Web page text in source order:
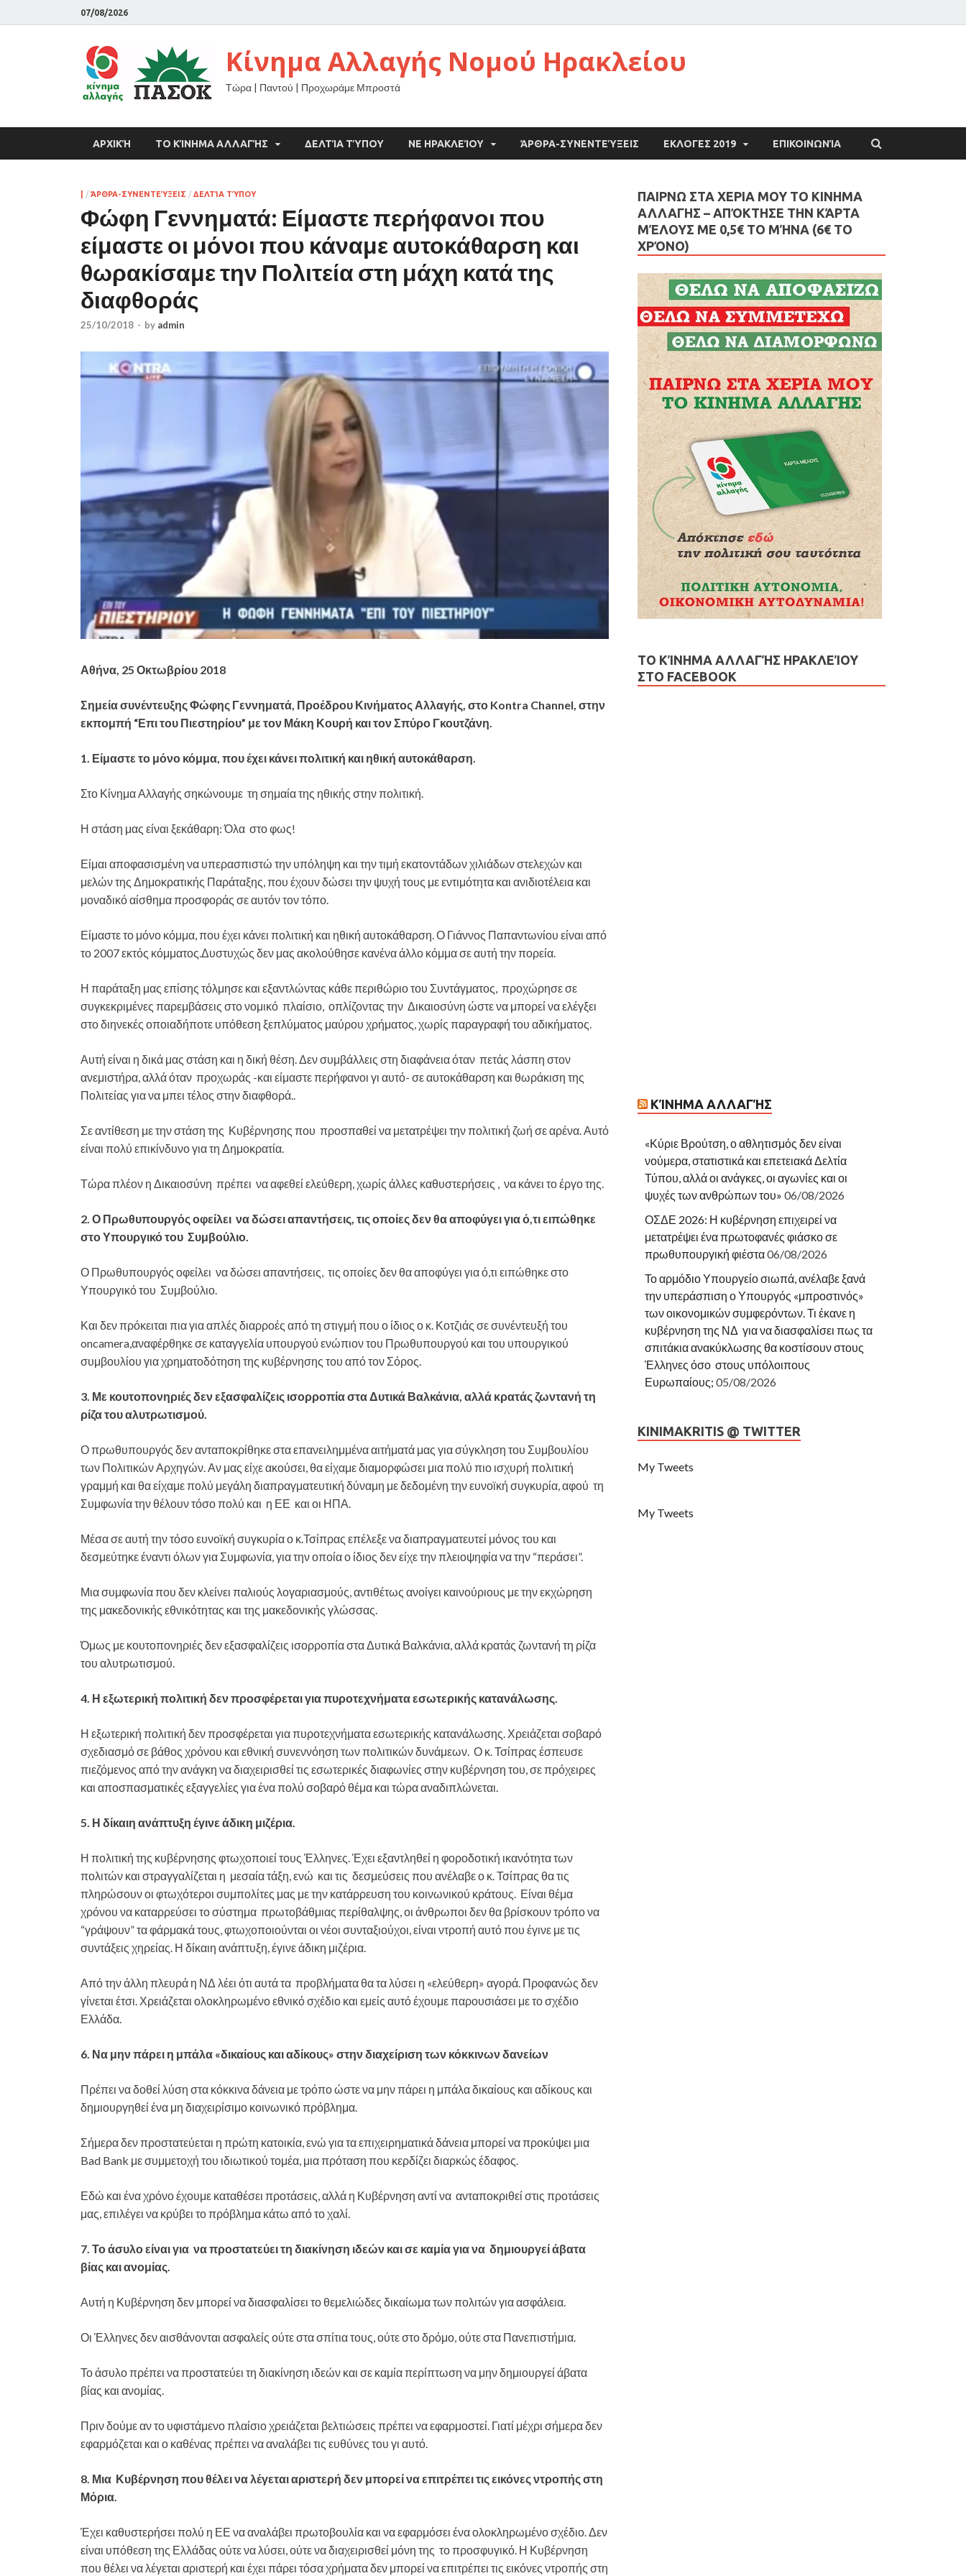
07/08/2026
Κίνημα Αλλαγής Νομού Ηρακλείου
Τώρα | Παντού | Προχωράμε Μπροστά
ΑΡΧΙΚΉ ΤΟ ΚΊΝΗΜΑ ΑΛΛΑΓΉΣ ΔΕΛΤΊΑ ΤΎΠΟΥ ΝΕ ΗΡΑΚΛΕΊΟΥ ΆΡΘΡΑ-ΣΥΝΕΝΤΕΎΞΕΙΣ ΕΚΛΟΓΕΣ 2019 ΕΠΙΚΟΙΝΩΝΊΑ
/ ΆΡΘΡΑ-ΣΥΝΕΝΤΕΎΞΕΙΣ / ΔΕΛΤΊΑ ΤΎΠΟΥ
Φώφη Γεννηματά: Είμαστε περήφανοι που
είμαστε οι μόνοι που κάναμε αυτοκάθαρση και
θωρακίσαμε την Πολιτεία στη μάχη κατά της
διαφθοράς
25/10/2018 - by admin
Αθήνα, 25 Οκτωβρίου 2018
Σημεία συνέντευξης Φώφης Γεννηματά, Προέδρου Κινήματος Αλλαγής, στο Kontra Channel, στην
εκπομπή “Επι του Πιεστηρίου” με τον Μάκη Κουρή και τον Σπύρο Γκουτζάνη.
1. Είμαστε το μόνο κόμμα, που έχει κάνει πολιτική και ηθική αυτοκάθαρση.
Στο Κίνημα Αλλαγής σηκώνουμε τη σημαία της ηθικής στην πολιτική.
Η στάση μας είναι ξεκάθαρη: Όλα στο φως!
Είμαι αποφασισμένη να υπερασπιστώ την υπόληψη και την τιμή εκατοντάδων χιλιάδων στελεχών και
μελών της Δημοκρατικής Παράταξης, που έχουν δώσει την ψυχή τους με εντιμότητα και ανιδιοτέλεια και
μοναδικό αίσθημα προσφοράς σε αυτόν τον τόπο.
Είμαστε το μόνο κόμμα, που έχει κάνει πολιτική και ηθική αυτοκάθαρση. Ο Γιάννος Παπαντωνίου είναι από
το 2007 εκτός κόμματος.Δυστυχώς δεν μας ακολούθησε κανένα άλλο κόμμα σε αυτή την πορεία.
Η παράταξη μας επίσης τόλμησε και εξαντλώντας κάθε περιθώριο του Συντάγματος, προχώρησε σε
συγκεκριμένες παρεμβάσεις στο νομικό πλαίσιο, οπλίζοντας την Δικαιοσύνη ώστε να μπορεί να ελέγξει
στο διηνεκές οποιαδήποτε υπόθεση ξεπλύματος μαύρου χρήματος, χωρίς παραγραφή του αδικήματος.
Αυτή είναι η δικά μας στάση και η δική θέση. Δεν συμβάλλεις στη διαφάνεια όταν πετάς λάσπη στον
ανεμιστήρα, αλλά όταν προχωράς -και είμαστε περήφανοι γι αυτό- σε αυτοκάθαρση και θωράκιση της
Πολιτείας για να μπει τέλος στην διαφθορά..
Σε αντίθεση με την στάση της Κυβέρνησης που προσπαθεί να μετατρέψει την πολιτική ζωή σε αρένα. Αυτό
είναι πολύ επικίνδυνο για τη Δημοκρατία.
Τώρα πλέον η Δικαιοσύνη πρέπει να αφεθεί ελεύθερη, χωρίς άλλες καθυστερήσεις , να κάνει το έργο της.
2. Ο Πρωθυπουργός οφείλει να δώσει απαντήσεις, τις οποίες δεν θα αποφύγει για ό,τι ειπώθηκε
στο Υπουργικό του Συμβούλιο.
Ο Πρωθυπουργός οφείλει να δώσει απαντήσεις, τις οποίες δεν θα αποφύγει για ό,τι ειπώθηκε στο
Υπουργικό του Συμβούλιο.
Και δεν πρόκειται πια για απλές διαρροές από τη στιγμή που ο ίδιος ο κ. Κοτζιάς σε συνέντευξή του
oncamera,αναφέρθηκε σε καταγγελία υπουργού ενώπιον του Πρωθυπουργού και του υπουργικού
συμβουλίου για χρηματοδότηση της κυβέρνησης του από τον Σόρος.
3. Με κουτοπονηριές δεν εξασφαλίζεις ισορροπία στα Δυτικά Βαλκάνια, αλλά κρατάς ζωντανή τη
ρίζα του αλυτρωτισμού.
Ο πρωθυπουργός δεν ανταποκρίθηκε στα επανειλημμένα αιτήματά μας για σύγκληση του Συμβουλίου
των Πολιτικών Αρχηγών. Αν μας είχε ακούσει, θα είχαμε διαμορφώσει μια πολύ πιο ισχυρή πολιτική
γραμμή και θα είχαμε πολύ μεγάλη διαπραγματευτική δύναμη με δεδομένη την ευνοϊκή συγκυρία, αφού τη
Συμφωνία την θέλουν τόσο πολύ και η ΕΕ και οι ΗΠΑ.
Μέσα σε αυτή την τόσο ευνοϊκή συγκυρία ο κ.Τσίπρας επέλεξε να διαπραγματευτεί μόνος του και
δεσμεύτηκε έναντι όλων για Συμφωνία, για την οποία ο ίδιος δεν είχε την πλειοψηφία να την “περάσει”.
Μια συμφωνία που δεν κλείνει παλιούς λογαριασμούς, αντιθέτως ανοίγει καινούριους με την εκχώρηση
της μακεδονικής εθνικότητας και της μακεδονικής γλώσσας.
Όμως με κουτοπονηριές δεν εξασφαλίζεις ισορροπία στα Δυτικά Βαλκάνια, αλλά κρατάς ζωντανή τη ρίζα
του αλυτρωτισμού.
4. Η εξωτερική πολιτική δεν προσφέρεται για πυροτεχνήματα εσωτερικής κατανάλωσης.
Η εξωτερική πολιτική δεν προσφέρεται για πυροτεχνήματα εσωτερικής κατανάλωσης. Χρειάζεται σοβαρό
σχεδιασμό σε βάθος χρόνου και εθνική συνεννόηση των πολιτικών δυνάμεων. Ο κ. Τσίπρας έσπευσε
πιεζόμενος από την ανάγκη να διαχειρισθεί τις εσωτερικές διαφωνίες στην κυβέρνηση του, σε πρόχειρες
και αποσπασματικές εξαγγελίες για ένα πολύ σοβαρό θέμα και τώρα αναδιπλώνεται.
5. Η δίκαιη ανάπτυξη έγινε άδικη μιζέρια.
Η πολιτική της κυβέρνησης φτωχοποιεί τους Έλληνες. Έχει εξαντληθεί η φοροδοτική ικανότητα των
πολιτών και στραγγαλίζεται η μεσαία τάξη, ενώ και τις δεσμεύσεις που ανέλαβε ο κ. Τσίπρας θα τις
πληρώσουν οι φτωχότεροι συμπολίτες μας με την κατάρρευση του κοινωνικού κράτους. Είναι θέμα
χρόνου να καταρρεύσει το σύστημα πρωτοβάθμιας περίθαλψης, οι άνθρωποι δεν θα βρίσκουν τρόπο να
“γράψουν” τα φάρμακά τους, φτωχοποιούνται οι νέοι συνταξιούχοι, είναι ντροπή αυτό που έγινε με τις
συντάξεις χηρείας. Η δίκαιη ανάπτυξη, έγινε άδικη μιζέρια.
Από την άλλη πλευρά η ΝΔ λέει ότι αυτά τα προβλήματα θα τα λύσει η «ελεύθερη» αγορά. Προφανώς δεν
γίνεται έτσι. Χρειάζεται ολοκληρωμένο εθνικό σχέδιο και εμείς αυτό έχουμε παρουσιάσει με το σχέδιο
Ελλάδα.
6. Να μην πάρει η μπάλα «δικαίους και αδίκους» στην διαχείριση των κόκκινων δανείων
Πρέπει να δοθεί λύση στα κόκκινα δάνεια με τρόπο ώστε να μην πάρει η μπάλα δικαίους και αδίκους και
δημιουργηθεί ένα μη διαχειρίσιμο κοινωνικό πρόβλημα.
Σήμερα δεν προστατεύεται η πρώτη κατοικία, ενώ για τα επιχειρηματικά δάνεια μπορεί να προκύψει μια
Bad Bank με συμμετοχή του ιδιωτικού τομέα, μια πρόταση που κερδίζει διαρκώς έδαφος.
Εδώ και ένα χρόνο έχουμε καταθέσει προτάσεις, αλλά η Κυβέρνηση αντί να ανταποκριθεί στις προτάσεις
μας, επιλέγει να κρύβει το πρόβλημα κάτω από το χαλί.
7. Το άσυλο είναι για να προστατεύει τη διακίνηση ιδεών και σε καμία για να δημιουργεί άβατα
βίας και ανομίας.
Αυτή η Κυβέρνηση δεν μπορεί να διασφαλίσει το θεμελιώδες δικαίωμα των πολιτών για ασφάλεια.
Οι Έλληνες δεν αισθάνονται ασφαλείς ούτε στα σπίτια τους, ούτε στο δρόμο, ούτε στα Πανεπιστήμια.
Το άσυλο πρέπει να προστατεύει τη διακίνηση ιδεών και σε καμία περίπτωση να μην δημιουργεί άβατα
βίας και ανομίας.
Πριν δούμε αν το υφιστάμενο πλαίσιο χρειάζεται βελτιώσεις πρέπει να εφαρμοστεί. Γιατί μέχρι σήμερα δεν
εφαρμόζεται και ο καθένας πρέπει να αναλάβει τις ευθύνες του γι αυτό.
8. Μια Κυβέρνηση που θέλει να λέγεται αριστερή δεν μπορεί να επιτρέπει τις εικόνες ντροπής στη
Μόρια.
Έχει καθυστερήσει πολύ η ΕΕ να αναλάβει πρωτοβουλία και να εφαρμόσει ένα ολοκληρωμένο σχέδιο. Δεν
είναι υπόθεση της Ελλάδας ούτε να λύσει, ούτε να διαχειρισθεί μόνη της το προσφυγικό. Η Κυβέρνηση
που θέλει να λέγεται αριστερή και έχει πάρει τόσα χρήματα δεν μπορεί να επιτρέπει τις εικόνες ντροπής στη
ΠΑΙΡΝΩ ΣΤΑ ΧΕΡΙΑ ΜΟΥ ΤΟ ΚΙΝΗΜΑ
ΑΛΛΑΓΗΣ – AΠΌΚΤΗΣΕ ΤΗΝ ΚΆΡΤΑ
ΜΈΛΟΥΣ ΜΕ 0,5€ ΤΟ ΜΉΝΑ (6€ ΤΟ
ΧΡΌΝΟ)
ΤΟ ΚΊΝΗΜΑ ΑΛΛΑΓΉΣ ΗΡΑΚΛΕΊΟΥ
ΣΤΟ FACEBOOK
ΚΊΝΗΜΑ ΑΛΛΑΓΉΣ
«Κύριε Βρούτση, ο αθλητισμός δεν είναι
νούμερα, στατιστικά και επετειακά Δελτία
Τύπου, αλλά οι ανάγκες, οι αγωνίες και οι
ψυχές των ανθρώπων του» 06/08/2026
ΟΣΔΕ 2026: Η κυβέρνηση επιχειρεί να
μετατρέψει ένα πρωτοφανές φιάσκο σε
πρωθυπουργική φιέστα06/08/2026
Το αρμόδιο Υπουργείο σιωπά, ανέλαβε ξανά
την υπεράσπιση ο Υπουργός «μπροστινός»
των οικονομικών συμφερόντων. Τι έκανε η
κυβέρνηση της ΝΔ για να διασφαλίσει πως τα
σπιτάκια ανακύκλωσης θα κοστίσουν στους
Έλληνες όσο στους υπόλοιπους
Ευρωπαίους; 05/08/2026
KINIMAKRITIS @ TWITTER
My Tweets
My Tweets